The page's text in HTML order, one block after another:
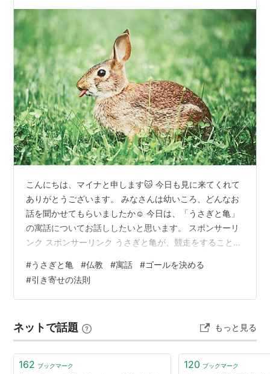
こんにちは、マイナと申します🐱 今日も見に来てくれて
ありがとうございます。 みなさんは幼いころ、どんなお
話を聞かせてもらいましたか☺️ 今日は、「うさぎと亀」
の寓話についてお話ししたいと思います。 スポンサーリ
ンク スポンサーリンク うさぎと亀が、競走をすることに
てしまいます。 亀はコツコツ休まず進み、うさぎに勝つ
ことができました。 というお話しですね🐰 このお話は、
『ゆっくりでもいいから、コツコツ努力をすること』 そ
みつがれてきました。 でも、最近わたしが読んだ本の著
者は、もうひとつ別の見方…
#うさぎと亀 #仏教 #寓話 #ゴールを決める
#引き寄せの法則
ネットで話題 もっと見る
162 ブックマーク 120 ブックマーク